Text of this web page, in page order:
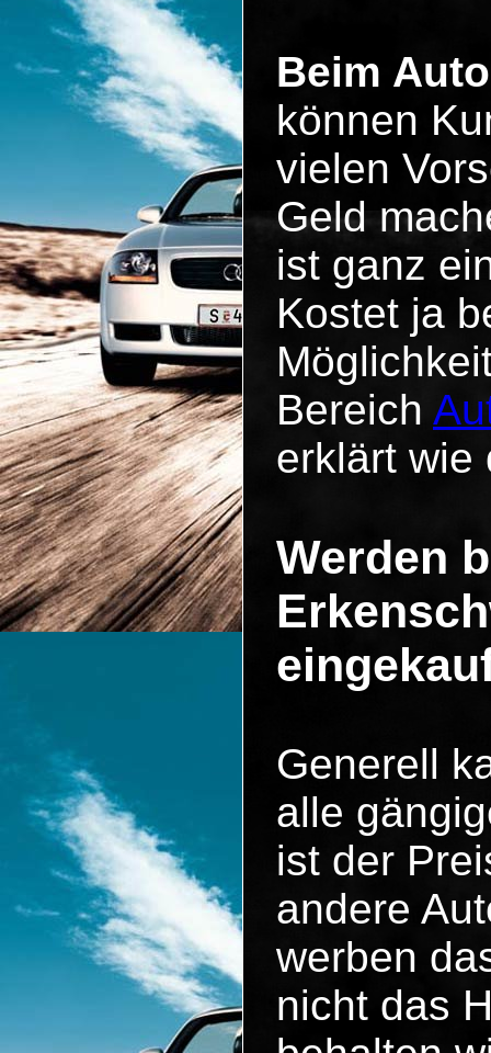
Beim
können
vielen
Geld
ist ganz
Kostet ja
Bereich
erklärt wie
Werden
Generell
alle
ist der
andere
werben
nicht das